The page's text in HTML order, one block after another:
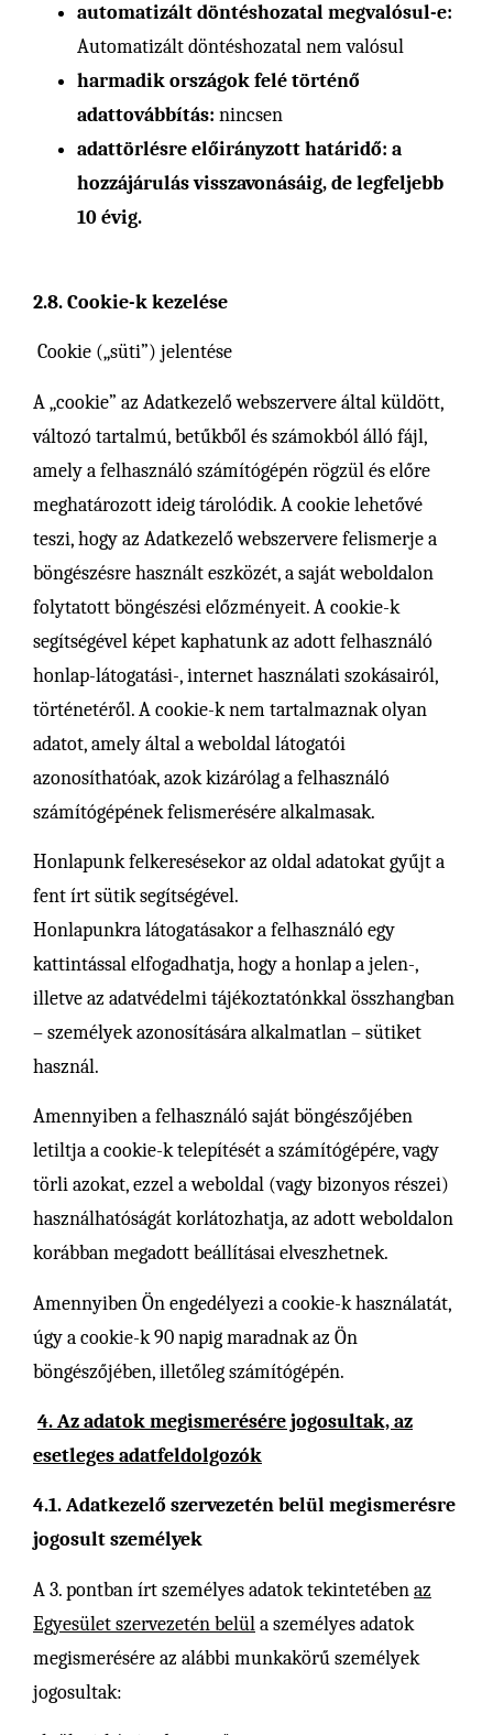
automatizált döntéshozatal megvalósul-e:
Automatizált döntéshozatal nem valósul
harmadik országok felé történő
adattovábbítás: nincsen
adattörlésre előirányzott határidő: a
hozzájárulás visszavonásáig, de legfeljebb
10 évig.
2.8. Cookie-k kezelése
Cookie („süti”) jelentése
A „cookie” az Adatkezelő webszervere által küldött,
változó tartalmú, betűkből és számokból álló fájl,
amely a felhasználó számítógépén rögzül és előre
meghatározott ideig tárolódik. A cookie lehetővé
teszi, hogy az Adatkezelő webszervere felismerje a
böngészésre használt eszközét, a saját weboldalon
folytatott böngészési előzményeit. A cookie-k
segítségével képet kaphatunk az adott felhasználó
honlap-látogatási-, internet használati szokásairól,
történetéről. A cookie-k nem tartalmaznak olyan
adatot, amely által a weboldal látogatói
azonosíthatóak, azok kizárólag a felhasználó
számítógépének felismerésére alkalmasak.
Honlapunk felkeresésekor az oldal adatokat gyűjt a
fent írt sütik segítségével.
Honlapunkra látogatásakor a felhasználó egy
kattintással elfogadhatja, hogy a honlap a jelen-,
illetve az adatvédelmi tájékoztatónkkal összhangban
– személyek azonosítására alkalmatlan – sütiket
használ.
Amennyiben a felhasználó saját böngészőjében
letiltja a cookie-k telepítését a számítógépére, vagy
törli azokat, ezzel a weboldal (vagy bizonyos részei)
használhatóságát korlátozhatja, az adott weboldalon
korábban megadott beállításai elveszhetnek.
Amennyiben Ön engedélyezi a cookie-k használatát,
úgy a cookie-k 90 napig maradnak az Ön
böngészőjében, illetőleg számítógépén.
4. Az adatok megismerésére jogosultak, az
esetleges adatfeldolgozók
4.1. Adatkezelő szervezetén belül megismerésre
jogosult személyek
A 3. pontban írt személyes adatok tekintetébenaz
Egyesület szervezetén belüla személyes adatok
megismerésére az alábbi munkakörű személyek
jogosultak: